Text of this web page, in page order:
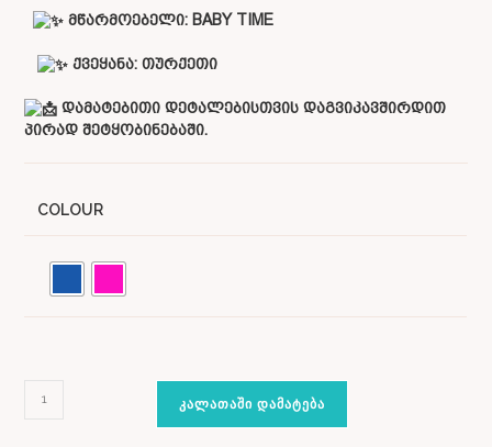
მწარმოებელი: BABY TIME
ქვეყანა: თურქეთი
დამატებითი დეტალებისთვის დაგვიკავშირდით
პირად შეტყობინებაში.
COLOUR
ᲙᲐᲚᲐᲗᲐᲨᲘ ᲓᲐᲛᲐᲢᲔᲑᲐ